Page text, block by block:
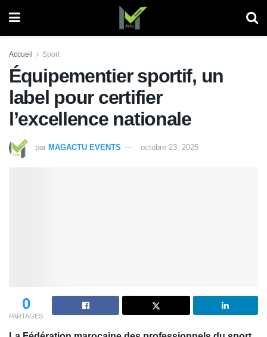
Accueil Sport
Équipementier sportif, un
label pour certifier
l’excellence nationale
par MAGACTU EVENTS octobre 23, 2025
0
PARTAGES